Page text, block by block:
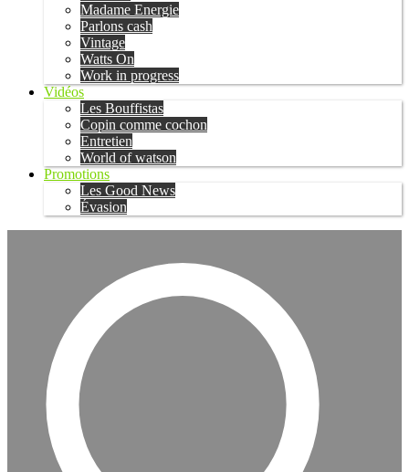
Madame Energie
Parlons cash
Vintage
Watts On
Work in progress
Vidéos
Les Bouffistas
Copin comme cochon
Entretien
World of watson
Promotions
Les Good News
Évasion